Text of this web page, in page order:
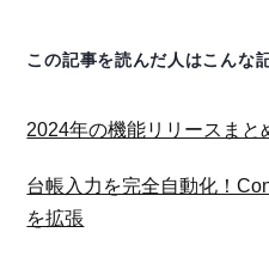
この記事を読んだ人はこんな
2024年の機能リリースまと
台帳入力を完全自動化！
を拡張